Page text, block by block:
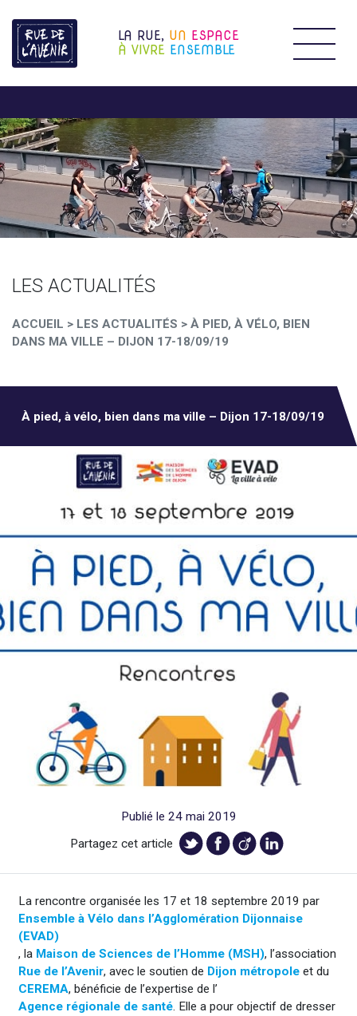
LA RUE, UN ESPACE
À VIVRE ENSEMBLE
LES ACTUALITÉS
ACCUEIL > LES ACTUALITÉS > À PIED, À VÉLO, BIEN
DANS MA VILLE – DIJON 17-18/09/19
À pied, à vélo, bien dans ma ville – Dijon 17-18/09/19
Publié le 24 mai 2019
Partagez cet article
La rencontre organisée les 17 et 18 septembre 2019 par
Ensemble à Vélo dans l’Agglomération Dijonnaise
(EVAD)
, la Maison de Sciences de l’Homme (MSH), l’association
Rue de l’Avenir, avec le soutien de Dijon métropoleet du
CEREMA, bénéficie de l’expertise de l’
Agence régionale de santé. Elle a pour objectif de dresser